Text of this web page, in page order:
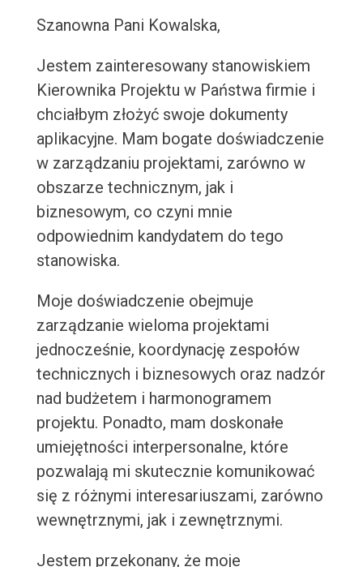
Szanowna Pani Kowalska,
Jestem zainteresowany stanowiskiem
Kierownika Projektu w Państwa firmie i
chciałbym złożyć swoje dokumenty
aplikacyjne. Mam bogate doświadczenie
w zarządzaniu projektami, zarówno w
obszarze technicznym, jak i
biznesowym, co czyni mnie
odpowiednim kandydatem do tego
stanowiska.
Moje doświadczenie obejmuje
zarządzanie wieloma projektami
jednocześnie, koordynację zespołów
technicznych i biznesowych oraz nadzór
nad budżetem i harmonogramem
projektu. Ponadto, mam doskonałe
umiejętności interpersonalne, które
pozwalają mi skutecznie komunikować
się z różnymi interesariuszami, zarówno
wewnętrznymi, jak i zewnętrznymi.
Jestem przekonany, że moje